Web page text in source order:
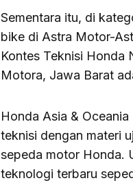
Sementara itu, di
bike di Astra Motor-
Kontes Teknisi Honda
Motora, Jawa Barat
Honda Asia &
teknisi dengan materi
sepeda motor Honda.
teknologi terbaru